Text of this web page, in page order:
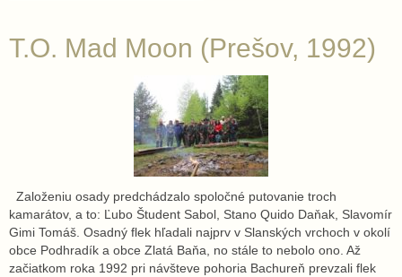
T.O. Mad Moon (Prešov, 1992)
Založeniu osady predchádzalo spoločné putovanie troch
kamarátov, a to: Ľubo Študent Sabol, Stano Quido Daňak, Slavomír
Gimi Tomáš. Osadný flek hľadali najprv v Slanských vrchoch v okolí
obce Podhradík a obce Zlatá Baňa, no stále to nebolo ono. Až
začiatkom roka 1992 pri návšteve pohoria Bachureň prevzali flek